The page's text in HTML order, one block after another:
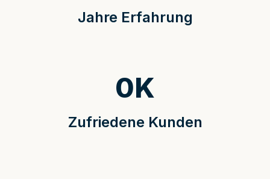
Jahre Erfahrung
Zufriedene Kunden
0K